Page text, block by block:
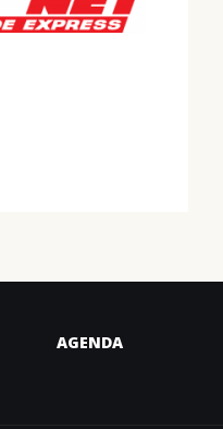
AGENDA